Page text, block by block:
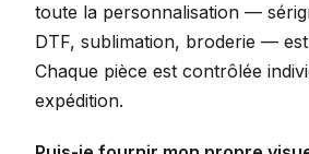
toute la personnalisation —
DTF, sublimation, broderie —
Chaque pièce est contrôlée
expédition.